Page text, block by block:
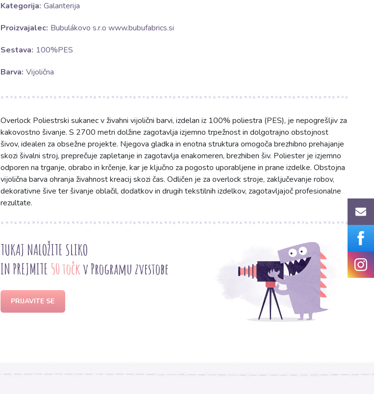
Kategorija: Galanterija
Proizvajalec: Bubulákovo s.r.o www.bubufabrics.si
Sestava: 100%PES
Barva: Vijolična
Overlock Poliestrski sukanec v živahni vijolični barvi, izdelan iz 100% poliestra (PES), je nepogrešljiv za
kakovostno šivanje. S 2700 metri dolžine zagotavlja izjemno trpežnost in dolgotrajno obstojnost
šivov, idealen za obsežne projekte. Njegova gladka in enotna struktura omogoča brezhibno prehajanje
skozi šivalni stroj, preprečuje zapletanje in zagotavlja enakomeren, brezhiben šiv. Poliester je izjemno
odporen na trganje, obrabo in krčenje, kar je ključno za pogosto uporabljene in prane izdelke. Obstojna
vijolična barva ohranja živahnost kreacij skozi čas. Odličen je za overlock stroje, zaključevanje robov,
dekorativne šive ter šivanje oblačil, dodatkov in drugih tekstilnih izdelkov, zagotavljajoč profesionalne
rezultate.
TUKAJ NALOŽITE SLIKO
IN PREJMITE 50 točkv Programu zvestobe
PRIJAVITE SE